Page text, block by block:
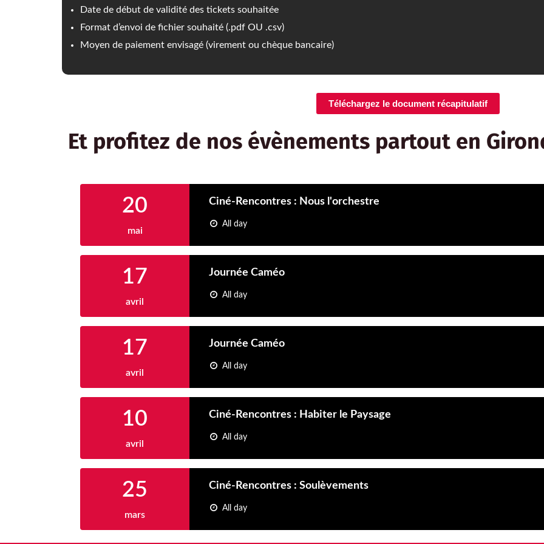
Date de début de validité des tickets souhaitée
Format d’envoi de fichier souhaité (.pdf OU .csv)
Moyen de paiement envisagé (virement ou chèque bancaire)
Téléchargez le document récapitulatif
Et profitez de nos évènements partout en
20
mai
Ciné-Rencontres : Nous l'orchestre
All day
17
avril
Journée Caméo
All day
17
avril
Journée Caméo
All day
10
avril
Ciné-Rencontres : Habiter le Paysage
All day
25
mars
Ciné-Rencontres : Soulèvements
All day